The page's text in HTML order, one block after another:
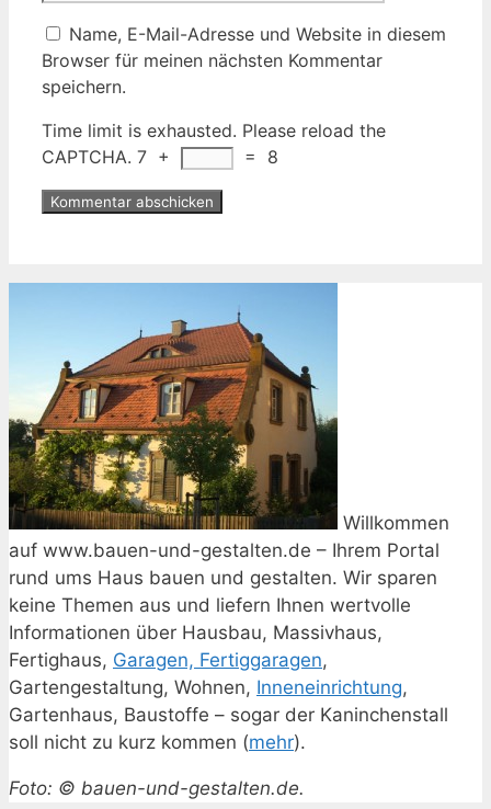
Name, E-Mail-Adresse und Website in diesem
Browser für meinen nächsten Kommentar
speichern.
Time limit is exhausted. Please reload the
CAPTCHA. 7 + = 8
Willkommen
auf www.bauen-und-gestalten.de – Ihrem Portal
rund ums Haus bauen und gestalten. Wir sparen
keine Themen aus und liefern Ihnen wertvolle
Informationen über Hausbau, Massivhaus,
Fertighaus, Garagen, Fertiggaragen,
Gartengestaltung, Wohnen, Inneneinrichtung,
Gartenhaus, Baustoffe – sogar der Kaninchenstall
soll nicht zu kurz kommen (mehr).
Foto: © bauen-und-gestalten.de.